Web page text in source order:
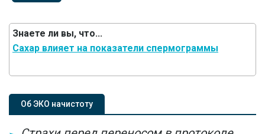
Знаете ли вы, что...
Сахар влияет на показатели спермограммы
Об ЭКО начистоту